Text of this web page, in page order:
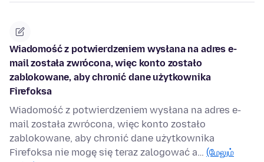
Wiadomość z potwierdzeniem wysłana na adres ⁨e-
mail została zwrócona, więc konto zostało
zablokowane, aby chronić dane użytkownika
⁨Firefoksa⁩
Wiadomość z potwierdzeniem wysłana na adres e-
mail została zwrócona, więc konto zostało
zablokowane, aby chronić dane użytkownika
Firefoksa nie mogę się teraz zalogować a… (மேலும்